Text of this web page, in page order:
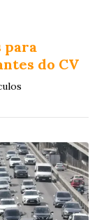
para
do CV